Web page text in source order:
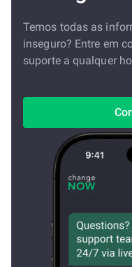
Temos todas as
inseguro? Entre em
suporte a qualquer